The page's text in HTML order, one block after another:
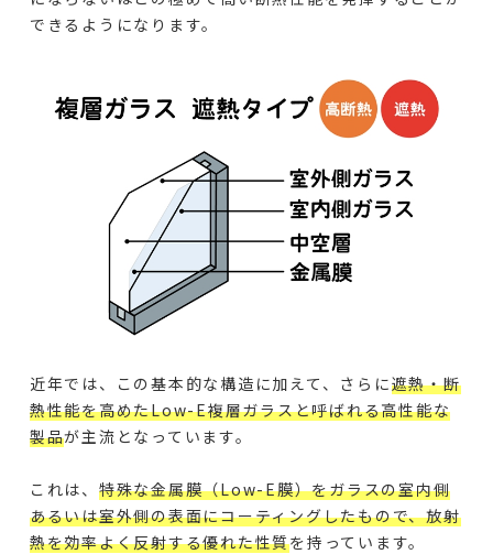
できるようになります。
近年では、この基本的な構造に加えて、さらに遮熱・断
熱性能を高めたLow-E複層ガラスと呼ばれる高性能な
製品が主流となっています。
これは、 特殊な金属膜（Low-E膜）をガラスの室内側
あるいは室外側の表面にコーティングしたもので、放射
熱を効率よく反射する優れた性質を持っています。